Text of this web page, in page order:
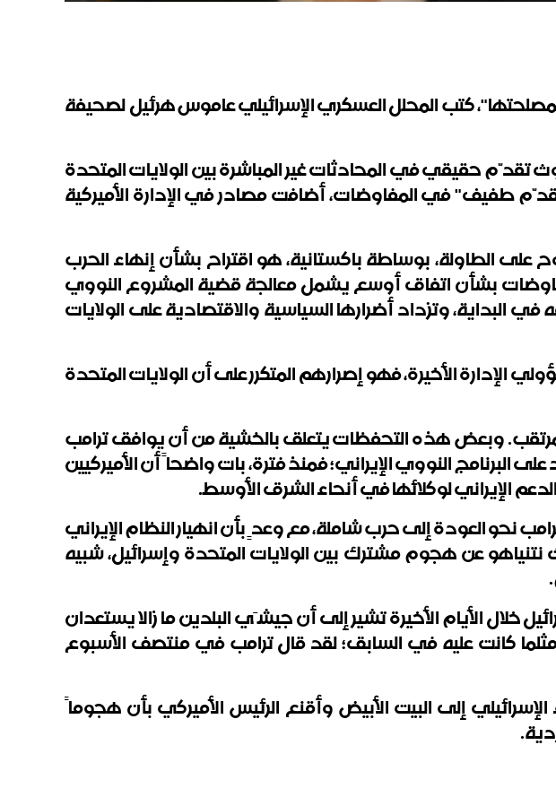
كتب المحلل العسكري الإسرائيلي عاموس هرئيل لصحيفة
حقيقي في المحادثات غير المباشرة بين الولايات المتحدة
طفيف" في المفاوضات، أضافت مصادر في الإدارة الأميركية
الطاولة، بوساطة باكستانية، هو اقتراح بشأن إنهاء الحرب
تُجري خلالها الأطراف مفاوضات بشأن اتفاق أوسع يشمل معالجة قضية المشروع النووي
البداية، وتزداد أضرارها السياسية والاقتصادية على الولايات
الأخيرة، فهو إصرارهم المتكرر على أن الولايات المتحدة
وبعض هذه التحفظات يتعلق بالخشية من أن يوافق ترامب
البرنامج النووي الإيراني؛ فمنذ فترة، بات واضحاً أن الأميركيين
الإيراني لوكلائها في أنحاء الشرق الأوسط.
نحو العودة إلى حرب شاملة، مع وعدٍ بأن انهيار النظام الإيراني
عن هجوم مشترك بين الولايات المتحدة وإسرائيل، شبيه
خلال الأيام الأخيرة تشير إلى أن جيشَي البلدين ما زالا يستعدان
مثلما كانت عليه في السابق؛ لقد قال ترامب في منتصف الأسبوع
حين سافر رئيس الوزراء الإسرائيلي إلى البيت الأبيض وأقنع الرئيس الأميركي بأن هجوماً